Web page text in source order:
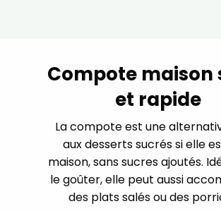
Compote maison
et rapide
La compote est une
aux desserts sucrés si elle
maison, sans sucres ajoutés.
le goûter, elle peut aussi
des plats salés ou des